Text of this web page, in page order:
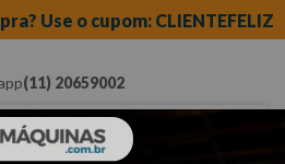
Use o cupom: CLIENTEFELIZ
(11) 20659002